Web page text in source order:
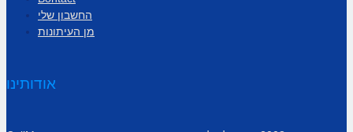
החשבון שלי
מן העיתונות
אודותינו